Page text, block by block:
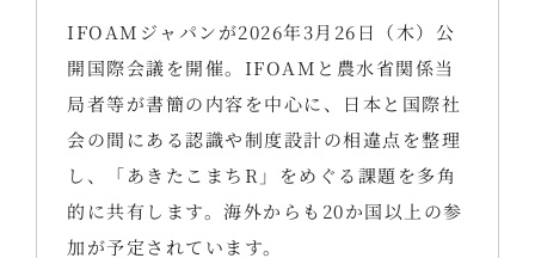
IFOAMジャパンが2026年3月26日（木）公
開国際会議を開催。IFOAMと農水省関係当
局者等が書簡の内容を中心に、日本と国際社
会の間にある認識や制度設計の相違点を整理
し、「あきたこまちR」をめぐる課題を多角
的に共有します。海外からも20か国以上の参
加が予定されています。